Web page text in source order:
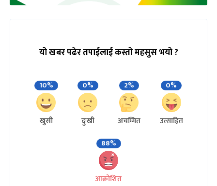
यो खबर पढेर तपाईलाई कस्तो महसुस भयो ?
10%
खुसी
0%
दुःखी
2%
अचम्मित
0%
उत्साहित
88%
आक्रोशित